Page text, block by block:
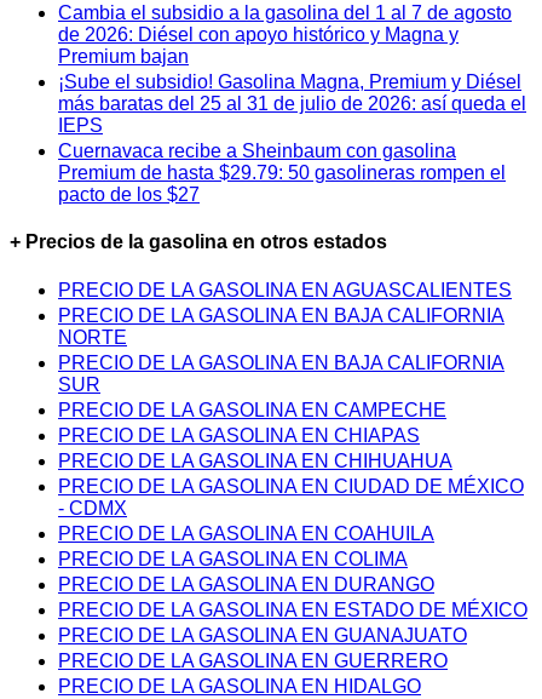
Cambia el subsidio a la gasolina del 1 al 7 de agosto
de 2026: Diésel con apoyo histórico y Magna y
Premium bajan
¡Sube el subsidio! Gasolina Magna, Premium y Diésel
más baratas del 25 al 31 de julio de 2026: así queda el
IEPS
Cuernavaca recibe a Sheinbaum con gasolina
Premium de hasta $29.79: 50 gasolineras rompen el
pacto de los $27
+ Precios de la gasolina en otros estados
PRECIO DE LA GASOLINA EN AGUASCALIENTES
PRECIO DE LA GASOLINA EN BAJA CALIFORNIA
NORTE
PRECIO DE LA GASOLINA EN BAJA CALIFORNIA
SUR
PRECIO DE LA GASOLINA EN CAMPECHE
PRECIO DE LA GASOLINA EN CHIAPAS
PRECIO DE LA GASOLINA EN CHIHUAHUA
PRECIO DE LA GASOLINA EN CIUDAD DE MÉXICO
- CDMX
PRECIO DE LA GASOLINA EN COAHUILA
PRECIO DE LA GASOLINA EN COLIMA
PRECIO DE LA GASOLINA EN DURANGO
PRECIO DE LA GASOLINA EN ESTADO DE MÉXICO
PRECIO DE LA GASOLINA EN GUANAJUATO
PRECIO DE LA GASOLINA EN GUERRERO
PRECIO DE LA GASOLINA EN HIDALGO